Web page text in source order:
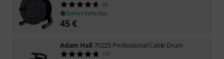
36
Sofort lieferbar
45€
Adam Hall 70225 Professional Cable Drum
117